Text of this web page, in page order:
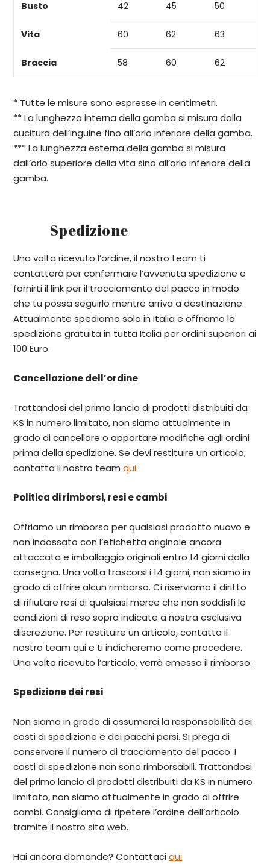
Busto 42 45 50
Vita 60 62 63
Braccia 58 60 62
* Tutte le misure sono espresse in centimetri.
** La lunghezza interna della gamba si misura dalla
cucitura dell’inguine fino all’orlo inferiore della gamba.
*** La lunghezza esterna della gamba si misura
dall’orlo superiore della vita sino all’orlo inferiore della
gamba.
Spedizione
Una volta ricevuto l’ordine, il nostro team ti
contatterà per confermare l’avvenuta spedizione e
fornirti il link per il tracciamento del pacco in modo
che tu possa seguirlo mentre arriva a destinazione.
Attualmente spediamo solo in Italia e offriamo la
spedizione gratuita in tutta Italia per ordini superiori ai
100 Euro.
Cancellazione dell’ordine
Trattandosi del primo lancio di prodotti distribuiti da
KS in numero limitato, non siamo attualmente in
grado di cancellare o apportare modifiche agli ordini
prima della spedizione. Se devi restituire un articolo,
contatta il nostro teamqui.
Politica di rimborsi, resi e cambi
Offriamo un rimborso per qualsiasi prodotto nuovo e
non indossato con l’etichetta originale ancora
attaccata e imballaggio originali entro 14 giorni dalla
consegna. Una volta trascorsi i 14 giorni, non siamo in
grado di offrire alcun rimborso. Ci riserviamo il diritto
di rifiutare resi di qualsiasi merce che non soddisfi le
condizioni di reso sopra indicate a nostra esclusiva
discrezione. Per restituire un articolo, contatta il
nostro team qui e ti indicheremo come procedere.
Una volta ricevuto l’articolo, verrà emesso il rimborso.
Spedizione dei resi
Non siamo in grado di assumerci la responsabilità dei
costi di spedizione e dei pacchi persi. Si prega di
conservare il numero di tracciamento del pacco. I
costi di spedizione non sono rimborsabili. Trattandosi
del primo lancio di prodotti distribuiti da KS in numero
limitato, non siamo attualmente in grado di offrire
cambi. Consigliamo di ripetere l’ordine dell’articolo
tramite il nostro sito web.
Hai ancora domande? Contattaciqui.